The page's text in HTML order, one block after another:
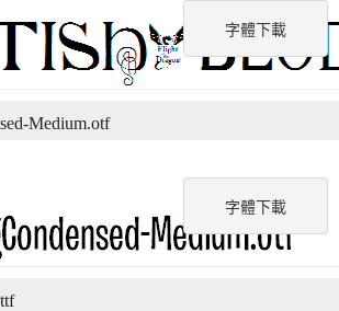
字體下載
字體下載
Medium.otf